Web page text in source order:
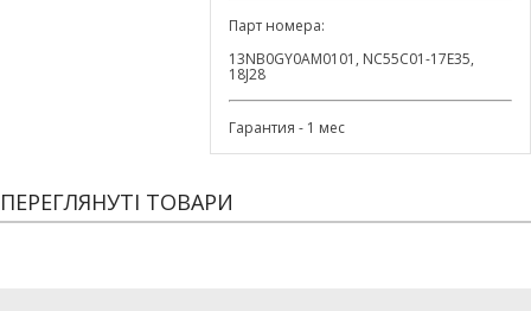
Парт номера:
13NB0GY0AM0101, NC55C01-17E35,
18J28
Гарантия - 1 мес
ПЕРЕГЛЯНУТІ ТОВАРИ